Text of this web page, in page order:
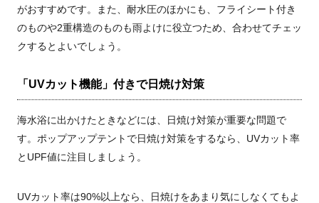
がおすすめです。また、耐水圧のほかにも、フライシート付き
のものや2重構造のものも雨よけに役立つため、合わせてチェッ
クするとよいでしょう。
「UVカット機能」付きで日焼け対策
海水浴に出かけたときなどには、日焼け対策が重要な問題で
す。ポップアップテントで日焼け対策をするなら、UVカット率
とUPF値に注目しましょう。
UVカット率は90%以上なら、日焼けをあまり気にしなくてもよ